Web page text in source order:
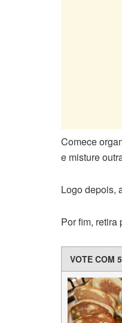
Comece
e misture
Logo depois,
Por fim, retira
VOTE COM